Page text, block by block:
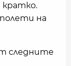
кратко.
на
следните